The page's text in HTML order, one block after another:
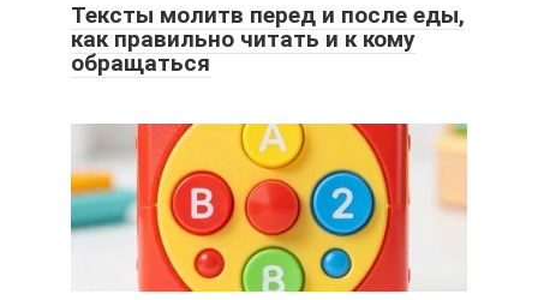
Тексты молитв перед и после еды,
как правильно читать и к кому
обращаться